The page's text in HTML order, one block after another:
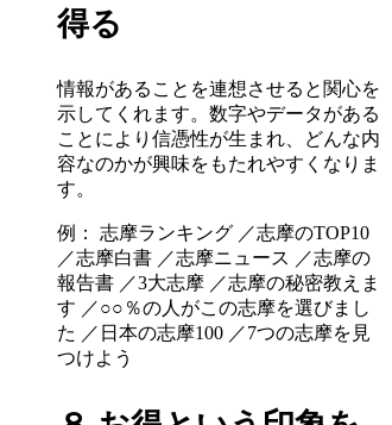
得る
情報があることを連想させると関心を
示してくれます。数字やデータがある
ことにより信憑性が生まれ、どんな内
容なのかが興味をもたれやすくなりま
す。
例： 志摩ランキング ／志摩のTOP10
／志摩白書 ／志摩ニュース ／志摩の
報告書 ／3大志摩 ／志摩の秘密教えま
す ／○○％の人がこの志摩を選びまし
た ／日本の志摩100 ／7つの志摩を見
つけよう